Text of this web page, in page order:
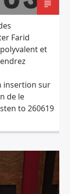
Farid
et
insertion sur
de le
to 260619